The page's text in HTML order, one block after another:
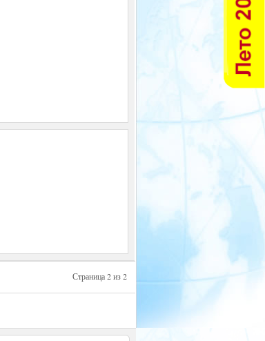
Страница 2 из 2